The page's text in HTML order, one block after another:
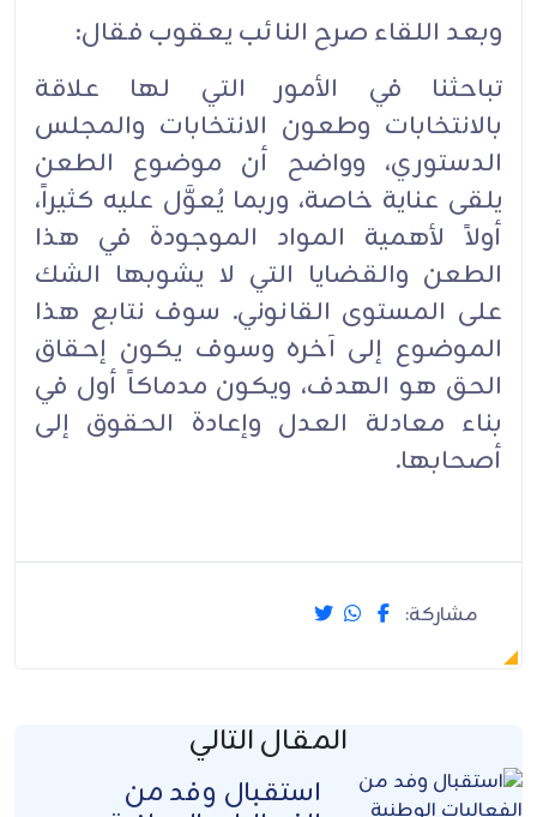
وبعد اللقاء صرح النائب يعقوب فقال:
تباحثنا في الأمور التي لها علاقة
بالانتخابات وطعون الانتخابات والمجلس
الدستوري، وواضح أن موضوع الطعن
يلقى عناية خاصة، وربما يُعوَّل عليه كثيراً،
أولاً لأهمية المواد الموجودة في هذا
الطعن والقضايا التي لا يشوبها الشك
على المستوى القانوني. سوف نتابع هذا
الموضوع إلى آخره وسوف يكون إحقاق
الحق هو الهدف، ويكون مدماكاً أول في
بناء معادلة العدل وإعادة الحقوق إلى
أصحابها.
مشاركة:
المقال التالي
استقبال وفد من